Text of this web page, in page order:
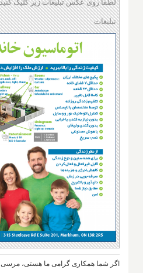
لطفا روی عکس تبلیغات زیر کلیک
تبلیغات
اگر شما همکاری گرامی ما هستی، مرسی